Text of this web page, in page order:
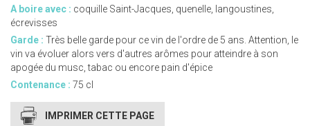
A boire avec : coquille Saint-Jacques, quenelle, langoustines,
écrevisses
Garde : Très belle garde pour ce vin de l'ordre de 5 ans. Attention, le
vin va évoluer alors vers d'autres arômes pour atteindre à son
apogée du musc, tabac ou encore pain d'épice
Contenance : 75 cl
IMPRIMER CETTE PAGE